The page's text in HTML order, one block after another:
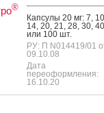
®
Кап­су­лы 20 мг: 7, 10,
14, 20, 21, 28, 30, 40
или 100 шт.
РУ: П N014419/01
09.10.08
Дата
переоформления:
16.10.20